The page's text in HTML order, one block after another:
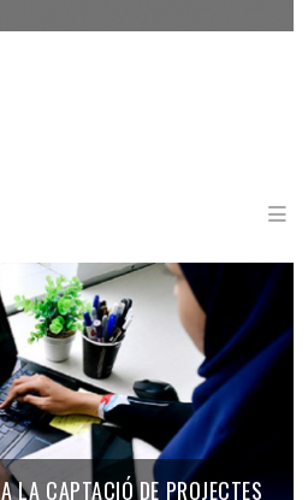
LA CAPTACIÓ DE PROJECTES